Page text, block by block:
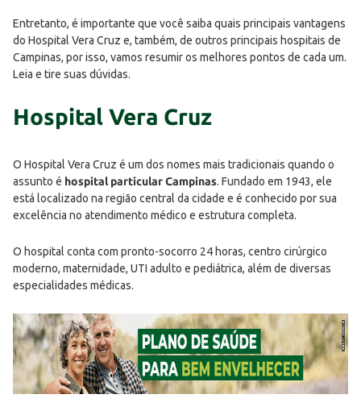
Entretanto, é importante que você saiba quais principais vantagens
do Hospital Vera Cruz e, também, de outros principais hospitais de
Campinas, por isso, vamos resumir os melhores pontos de cada um.
Leia e tire suas dúvidas.
Hospital Vera Cruz
O Hospital Vera Cruz é um dos nomes mais tradicionais quando o
assunto é hospital particular Campinas. Fundado em 1943, ele
está localizado na região central da cidade e é conhecido por sua
excelência no atendimento médico e estrutura completa.
O hospital conta com pronto-socorro 24 horas, centro cirúrgico
moderno, maternidade, UTI adulto e pediátrica, além de diversas
especialidades médicas.